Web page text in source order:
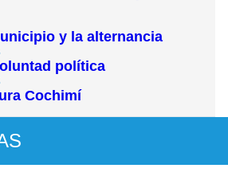
y la alternancia
política
Cochimí